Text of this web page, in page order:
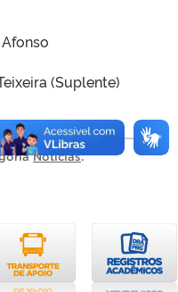
(Suplente)
Notícias.